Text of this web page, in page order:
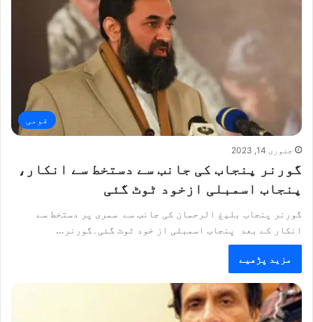
قومی
جنوری 14, 2023
گورنر پنجاب کی جانب سے دستخط سے انکار،
پنجاب اسمبلی ازخود ٹوٹ گئی
گورنر پنجاب بلیغ الرحمان کی جانب سے سمری پر دستخط سے
انکار کے بعد پنجاب اسمبلی از خود ٹوٹ گئی۔گورنر…
مزید پڑھیے